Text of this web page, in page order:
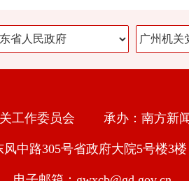
关工作委员会 承办：南方新
中路305号省政府大院5号楼3楼